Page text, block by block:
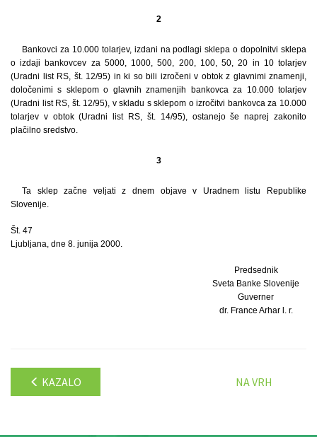
2
Bankovci za 10.000 tolarjev, izdani na podlagi sklepa o dopolnitvi sklepa
o izdaji bankovcev za 5000, 1000, 500, 200, 100, 50, 20 in 10 tolarjev
(Uradni list RS, št. 12/95) in ki so bili izročeni v obtok z glavnimi znamenji,
določenimi s sklepom o glavnih znamenjih bankovca za 10.000 tolarjev
(Uradni list RS, št. 12/95), v skladu s sklepom o izročitvi bankovca za 10.000
tolarjev v obtok (Uradni list RS, št. 14/95), ostanejo še naprej zakonito
plačilno sredstvo.
3
Ta sklep začne veljati z dnem objave v Uradnem listu Republike
Slovenije.
Št. 47
Ljubljana, dne 8. junija 2000.
Predsednik
Sveta Banke Slovenije
Guverner
dr. France Arhar l. r.
KAZALO NA VRH